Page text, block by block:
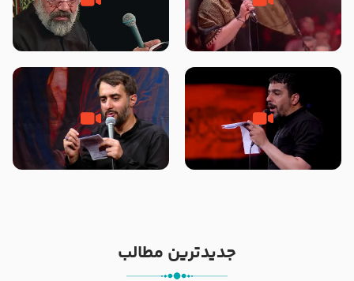
جانا جانا ابی عبدالله – کربلایی جواد
مقدم – شب هشتم محرم 1448 –
مادر منم مثل تو خمیدم – حاج
محمود کریمی – شهادت حضرت
هیئت رایة العباس علیه السلام
تک ، عبّاس، صاحب دل‌هاست –
حاج حنیف طاهری – عزاداری شب
من غلام نوکراتم من عاشق کربلاتم
– شور زمینه – شب هفتم – محرم
جدیدترین مطالب